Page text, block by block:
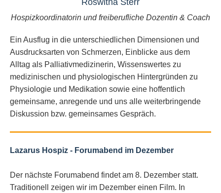
Hospizkoordinatorin und freiberufliche Dozentin & Coach
Ein Ausflug in die unterschiedlichen Dimensionen und
Ausdrucksarten von Schmerzen, Einblicke aus dem
Alltag als Palliativmedizinerin, Wissenswertes zu
medizinischen und physiologischen Hintergründen zu
Physiologie und Medikation sowie eine hoffentlich
gemeinsame, anregende und uns alle weiterbringende
Diskussion bzw. gemeinsames Gespräch.
Lazarus Hospiz - Forumabend im Dezember
Der nächste Forumabend findet am 8. Dezember statt.
Traditionell zeigen wir im Dezember einen Film. In